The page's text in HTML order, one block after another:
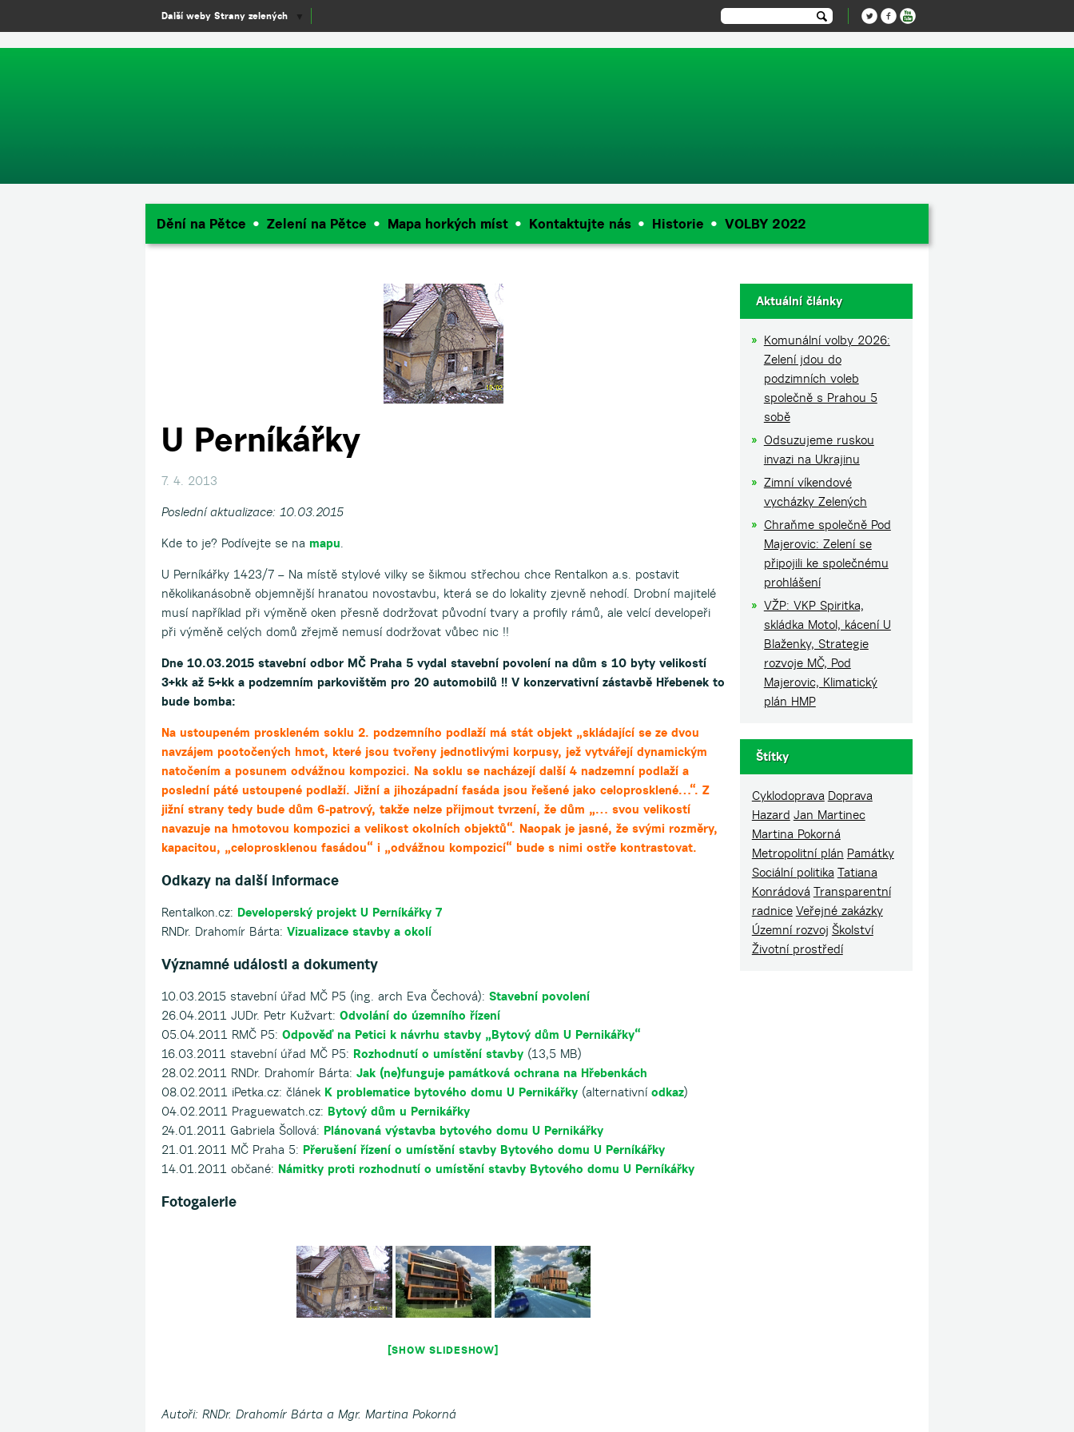
window.dataLayer = window.dataLayer || []; function gtag(){dataLayer.push(arguments);} gtag('js', new Date()); gtag('config', 'UA-144909968-1');
Dění na Pětce Zelení na Pětce Mapa horkých míst Kontaktujte nás Historie VOLBY 2022
U Perníkářky
7. 4. 2013
Poslední aktualizace: 10.03.2015
Kde to je? Podívejte se na mapu.
U Perníkářky 1423/7 – Na místě stylové vilky se šikmou střechou chce Rentalkon a.s. postavit
několikanásobně objemnější hranatou novostavbu, která se do lokality zjevně nehodí. Drobní majitelé
musí například při výměně oken přesně dodržovat původní tvary a profily rámů, ale velcí developeři
při výměně celých domů zřejmě nemusí dodržovat vůbec nic !!
Dne 10.03.2015 stavební odbor MČ Praha 5 vydal stavební povolení na dům s 10 byty velikostí
3+kk až 5+kk a podzemním parkovištěm pro 20 automobilů !! V konzervativní zástavbě Hřebenek to
bude bomba:
Na ustoupeném proskleném soklu 2. podzemního podlaží má stát objekt „skládající se ze dvou
navzájem pootočených hmot, které jsou tvořeny jednotlivými korpusy, jež vytvářejí dynamickým
natočením a posunem odvážnou kompozici. Na soklu se nacházejí další 4 nadzemní podlaží a
poslední páté ustoupené podlaží. Jižní a jihozápadní fasáda jsou řešené jako celoprosklené…“. Z
jižní strany tedy bude dům 6-patrový, takže nelze přijmout tvrzení, že dům „… svou velikostí
navazuje na hmotovou kompozici a velikost okolních objektů“. Naopak je jasné, že svými rozměry,
kapacitou, „celoprosklenou fasádou“ i „odvážnou kompozicí“ bude s nimi ostře kontrastovat.
Odkazy na další informace
Rentalkon.cz: Developerský projekt U Perníkářky 7
RNDr. Drahomír Bárta: Vizualizace stavby a okolí
Významné události a dokumenty
10.03.2015 stavební úřad MČ P5 (ing. arch Eva Čechová): Stavební povolení
26.04.2011 JUDr. Petr Kužvart: Odvolání do územního řízení
05.04.2011 RMČ P5: Odpověď na Petici k návrhu stavby „Bytový dům U Pernikářky“
16.03.2011 stavební úřad MČ P5: Rozhodnutí o umístění stavby (13,5 MB)
28.02.2011 RNDr. Drahomír Bárta: Jak (ne)funguje památková ochrana na Hřebenkách
08.02.2011 iPetka.cz: článek K problematice bytového domu U Pernikářky (alternativní odkaz)
04.02.2011 Praguewatch.cz: Bytový dům u Pernikářky
24.01.2011 Gabriela Šollová: Plánovaná výstavba bytového domu U Pernikářky
21.01.2011 MČ Praha 5: Přerušení řízení o umístění stavby Bytového domu U Perníkářky
14.01.2011 občané: Námitky proti rozhodnutí o umístění stavby Bytového domu U Perníkářky
Fotogalerie
[SHOW SLIDESHOW]
Autoři: RNDr. Drahomír Bárta a Mgr. Martina Pokorná
Aktuální články
Komunální volby 2026:
Zelení jdou do
podzimních voleb
společně s Prahou 5
sobě
Odsuzujeme ruskou
invazi na Ukrajinu
Zimní víkendové
vycházky Zelených
Chraňme společně Pod
Majerovic: Zelení se
připojili ke společnému
prohlášení
VŽP: VKP Spiritka,
skládka Motol, kácení U
Blaženky, Strategie
rozvoje MČ, Pod
Majerovic, Klimatický
plán HMP
Štítky
Cyklodoprava Doprava
Hazard Jan Martinec
Martina Pokorná
Metropolitní plán Památky
Sociální politika Tatiana
Konrádová Transparentní
radnice Veřejné zakázky
Územní rozvoj Školství
Životní prostředí
Další weby Strany zelených ▼